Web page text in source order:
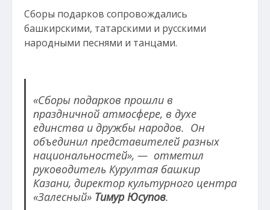
Сборы подарков сопровождались
башкирскими, татарскими и русскими
народными песнями и танцами.
«Сборы подарков прошли в
праздничной атмосфере, в духе
единства и дружбы народов. Он
объединил представителей разных
национальностей», — отметил
руководитель Курултая башкир
Казани, директор культурного центра
«Залесный» Тимур Юсупов.